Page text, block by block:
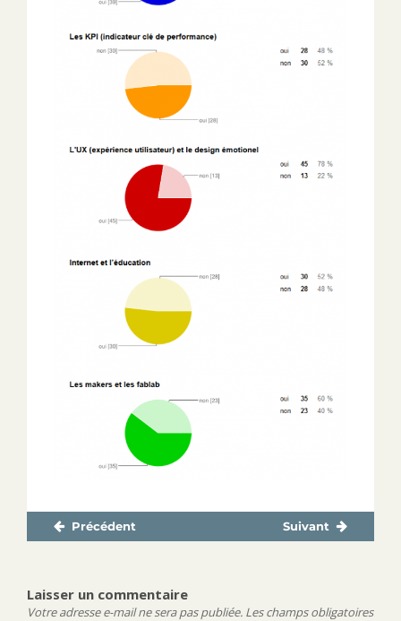
NavigationPrécédent
Publication
Suivant
Publication
Laisser un commentaire
Votre adresse e-mail ne sera pas publiée. Les champs obligatoires